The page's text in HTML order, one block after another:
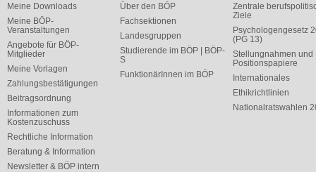
Meine Downloads
Meine BÖP-
Veranstaltungen
Angebote für BÖP-
Mitglieder
Meine Vorlagen
Zahlungsbestätigungen
Beitragsordnung
Informationen zum
Kostenzuschuss
Rechtliche Information
Beratung & Information
Newsletter & BÖP intern
Über den BÖP
Fachsektionen
Landesgruppen
Studierende im BÖP | BÖP-
S
FunktionärInnen im BÖP
Zentrale
Ziele
Psychologengesetz
(PG 13)
Stellungnahmen und
Positionspapiere
Internationales
Ethikrichtlinien
Nationalratswahlen